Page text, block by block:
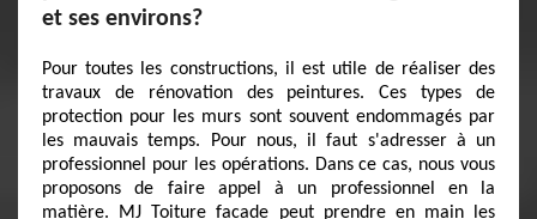
et ses environs?
Pour toutes les constructions, il est utile de réaliser des
travaux de rénovation des peintures. Ces types de
protection pour les murs sont souvent endommagés par
les mauvais temps. Pour nous, il faut s'adresser à un
professionnel pour les opérations. Dans ce cas, nous vous
proposons de faire appel à un professionnel en la
matière. MJ Toiture facade peut prendre en main les